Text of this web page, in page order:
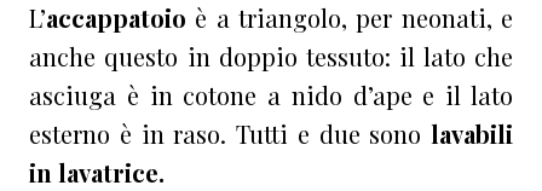
L’accappatoio è a triangolo, per neonati, e
anche questo in doppio tessuto: il lato che
asciuga è in cotone a nido d’ape e il lato
esterno è in raso. Tutti e due sono lavabili
in lavatrice.